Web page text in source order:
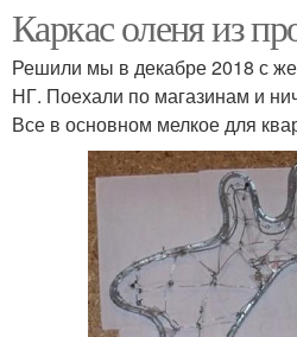
Каркас оленя из
Решили мы в декабре 2018 с
НГ. Поехали по магазинам и
Все в основном мелкое для